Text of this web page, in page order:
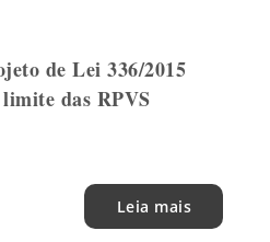
de Lei 336/2015
das RPVS
Leia mais